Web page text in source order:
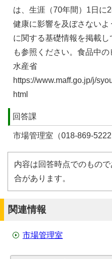
は、生涯（70年間）1日に
健康に影響を及ぼさない
に関する基礎情報を掲載
も参照ください。食品中
水産省
https://www.maff.go.jp/j/
html
回答課
市場管理室（018-869-5222
内容は回答時点でのもの
合があります。
関連情報
市場管理室